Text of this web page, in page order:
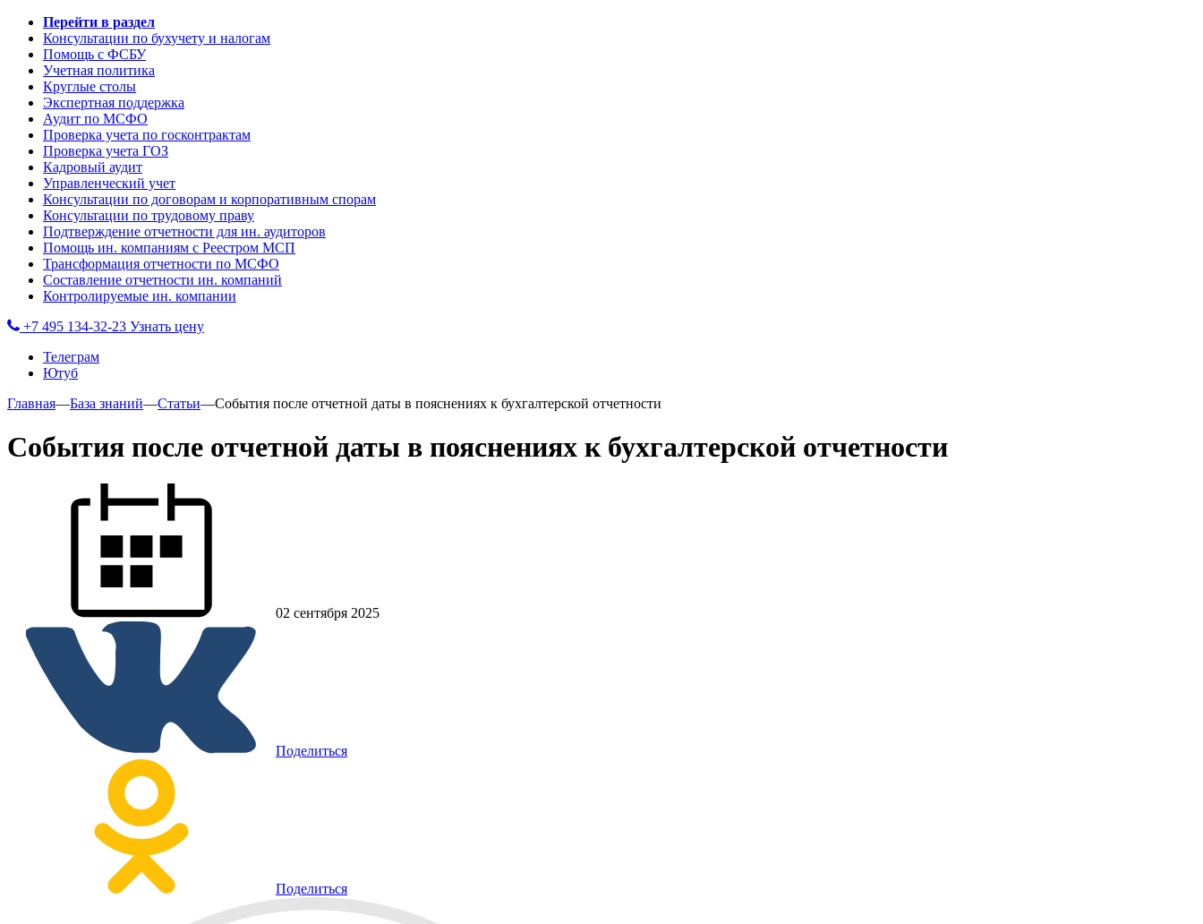
Перейти в раздел
Консультации по бухучету и налогам
Помощь с ФСБУ
Учетная политика
Круглые столы
Экспертная поддержка
Аудит по МСФО
Проверка учета по госконтрактам
Проверка учета ГОЗ
Кадровый аудит
Управленческий учет
Консультации по договорам и корпоративным спорам
Консультации по трудовому праву
Подтверждение отчетности для ин. аудиторов
Помощь ин. компаниям с Реестром МСП
Трансформация отчетности по МСФО
Составление отчетности ин. компаний
Контролируемые ин. компании
+7 495 134-32-23 Узнать цену
Телеграм
Ютуб
Главная—База знаний—Статьи—События после отчетной даты в пояснениях к бухгалтерской отчетности
События после отчетной даты в пояснениях к бухгалтерской отчетности
02 сентября 2025
Поделиться
Поделиться